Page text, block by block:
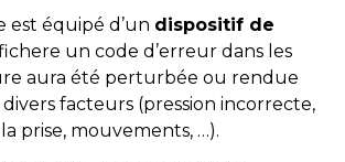
est équipé d’un dispositif de
un code d’erreur dans les
aura été perturbée ou rendue
facteurs (pression incorrecte,
prise, mouvements, …).